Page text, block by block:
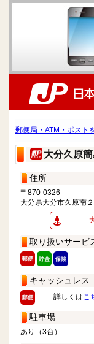
郵便局・ATM・ポスト
大分久原
住所
〒870-0326
大分県大分市久原南
取り扱いサービ
キャッシュレス
詳しくはこ
駐車場
あり（3台）